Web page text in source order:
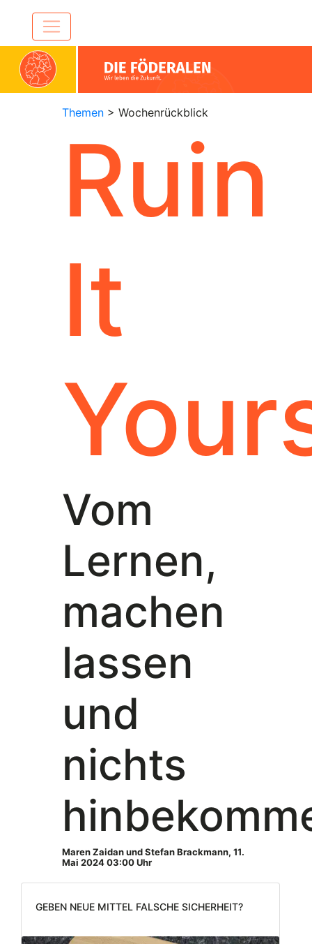
Themen > Wochenrückblick
Ruin
It
Vom
Lernen,
machen
lassen
und
nichts
Maren Zaidan und Stefan Brackmann, 11.
Mai 2024 03:00 Uhr
Geben neue Mittel falsche Sicherheit?